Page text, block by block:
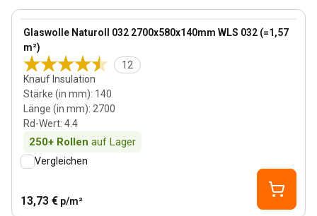
Glaswolle Naturoll 032 2700x580x140mm WLS 032 (=1,57
m²)
12
Knauf Insulation
Stärke (in mm): 140
Länge (in mm): 2700
Rd-Wert: 4.4
250+ Rollen auf Lager
View product
Vergleichen
13,73 € p/m²